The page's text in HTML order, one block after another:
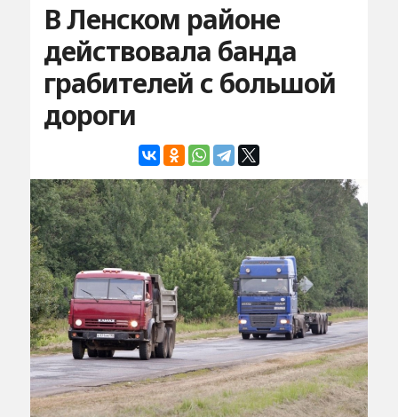
В Ленском районе
действовала банда
грабителей с большой
дороги